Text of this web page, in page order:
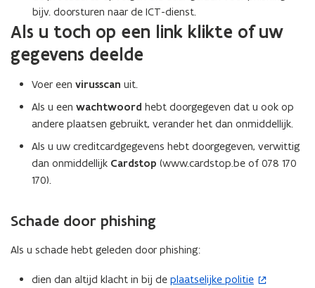
bijv. doorsturen naar de ICT-dienst.
Als u toch op een link klikte of uw
gegevens deelde
Voer een virusscan uit.
Als u een wachtwoord hebt doorgegeven dat u ook op
andere plaatsen gebruikt, verander het dan onmiddellijk.
Als u uw creditcardgegevens hebt doorgegeven, verwittig
dan onmiddellijk Cardstop (www.cardstop.be of 078 170
170).
Schade door phishing
Als u schade hebt geleden door phishing:
dien dan altijd klacht in bij de plaatselijke politie
(